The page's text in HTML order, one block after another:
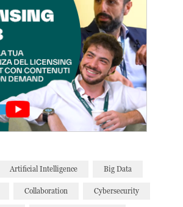
Artificial Intelligence Big Data
Collaboration Cybersecurity